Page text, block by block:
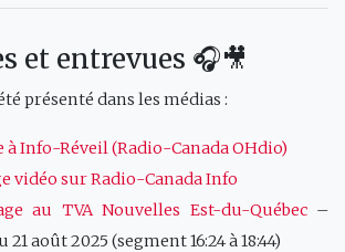
et entrevues 🎧🎥
présenté dans les médias :
à Info-Réveil (Radio-Canada OHdio)
vidéo sur Radio-Canada Info
au TVA Nouvelles Est-du-Québec–
août 2025 (segment 16:24 à 18:44)